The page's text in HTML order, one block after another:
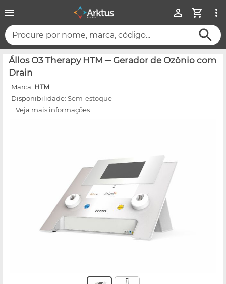
Procure por nome, marca, código...
Állos O3 Therapy HTM ─ Gerador de Ozônio com
Drain
Marca: HTM
Disponibilidade: Sem-estoque
...Veja mais informações